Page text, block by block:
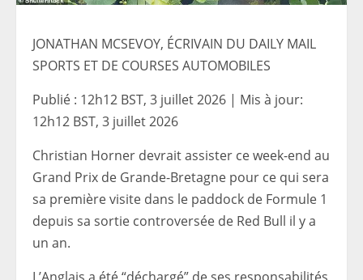
JONATHAN MCSEVOY, ÉCRIVAIN DU DAILY MAIL
SPORTS ET DE COURSES AUTOMOBILES
Publié : 12h12 BST, 3 juillet 2026 | Mis à jour:
12h12 BST, 3 juillet 2026
Christian Horner devrait assister ce week-end au
Grand Prix de Grande-Bretagne pour ce qui sera
sa première visite dans le paddock de Formule 1
depuis sa sortie controversée de Red Bull il y a
un an.
L’Anglais a été “déchargé” de ses responsabilités